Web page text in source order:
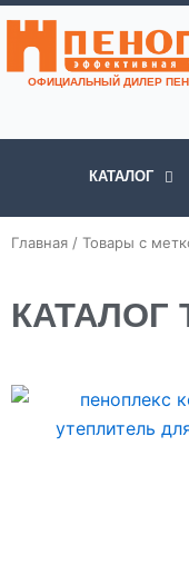
содержимому
ОФИЦИАЛЬНЫЙ ДИЛЕР
КАТАЛОГ
Главная / Товары с
КАТАЛОГ